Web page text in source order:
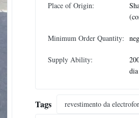
Place of Origin:
Minimum Order Quantity:
Supply Ability:
dia
Tags revestimento da